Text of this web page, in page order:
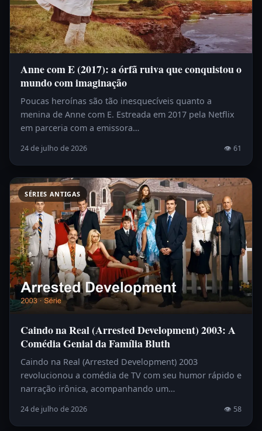
Anne com E (2017): a órfã ruiva que conquistou o
mundo com imaginação
Poucas heroínas são tão inesquecíveis quanto a
menina de Anne com E. Estreada em 2017 pela Netflix
em parceria com a emissora…
24 de julho de 2026 👁 61
SÉRIES ANTIGAS
Caindo na Real (Arrested Development) 2003: A
Comédia Genial da Família Bluth
Caindo na Real (Arrested Development) 2003
revolucionou a comédia de TV com seu humor rápido e
narração irônica, acompanhando um…
24 de julho de 2026 👁 58